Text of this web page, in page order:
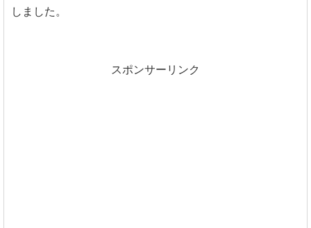
しました。
スポンサーリンク